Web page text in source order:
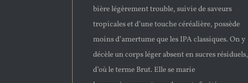
bière légèrement trouble, suivie de saveurs
tropicales et d’une touche céréalière, possède
moins d’amertume que les IPA classiques. On y
décèle un corps léger absent en sucres résiduels,
d’où le terme Brut. Elle se marie